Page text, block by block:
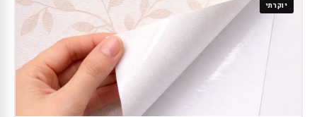
יוקרתי